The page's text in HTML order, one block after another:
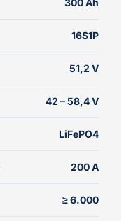
300 Ah
16S1P
51,2 V
42 – 58,4 V
LiFePO4
200 A
≥ 6.000